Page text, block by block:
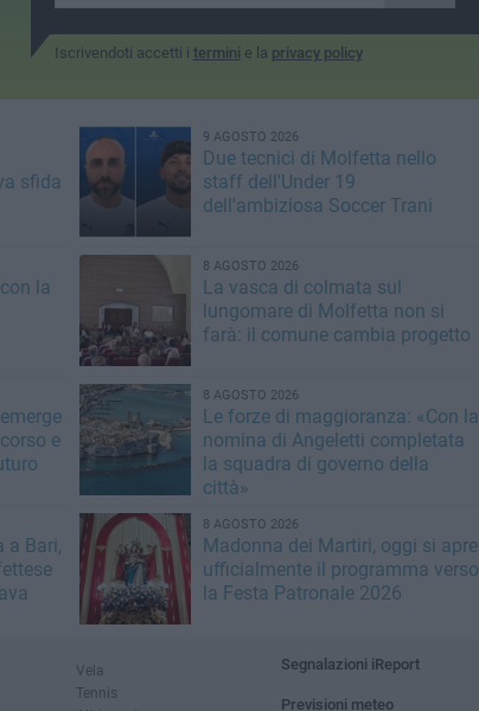
Iscrivendoti accetti i termini e la privacy policy
sfida
9 AGOSTO 2026
Due tecnici di Molfetta nello
staff dell'Under 19
dell'ambiziosa Soccer Trani
la
8 AGOSTO 2026
La vasca di colmata sul
lungomare di Molfetta non si
farà: il comune cambia progetto
e
8 AGOSTO 2026
Le forze di maggioranza: «Con la
nomina di Angeletti completata
la squadra di governo della
città»
a Bari,
8 AGOSTO 2026
Madonna dei Martiri, oggi si apre
ufficialmente il programma verso
la Festa Patronale 2026
Vela
Tennis
Segnalazioni iReport
Previsioni meteo